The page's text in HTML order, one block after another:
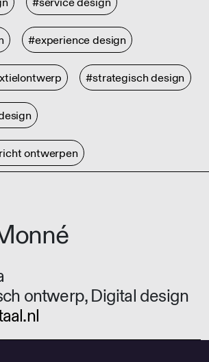
#experience design
#strategisch design
ontwerpen
ontwerp, Digital design